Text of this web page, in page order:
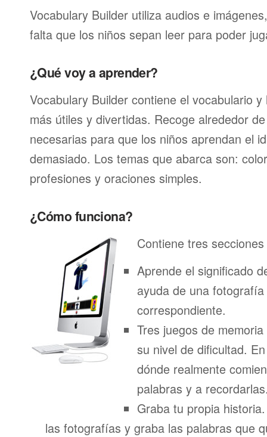
Vocabulary Builder utiliza audios e
falta que los niños sepan leer para poder
¿Qué voy a aprender?
Vocabulary Builder contiene el vocabulario
más útiles y divertidas. Recoge alrededor
necesarias para que los niños aprendan el
demasiado. Los temas que abarca son:
profesiones y oraciones simples.
¿Cómo funciona?
Contiene tres
Aprende el significado
ayuda de una
correspondiente.
Tres juegos de
su nivel de dificultad.
dónde realmente
palabras y a
Graba tu propia
las fotografías y graba las palabras que